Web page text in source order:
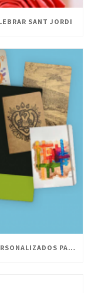
SANT JORDI
OFICINA CON ESTILO: ACCESORIOS PERSONALIZADOS PARA UN ESPACIO INNOVADOR